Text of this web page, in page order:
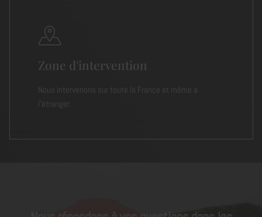
Zone d'intervention
Nous intervenons sur toute la France et même a
l'étranger.